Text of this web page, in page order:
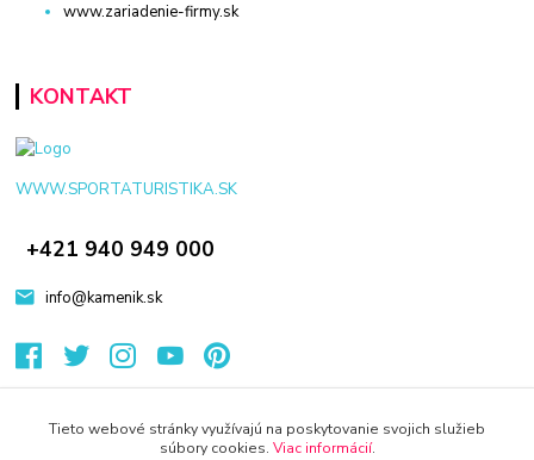
www.zariadenie-firmy.sk
KONTAKT
WWW.SPORTATURISTIKA.SK
+421 940 949 000
info@kamenik.sk
Tieto webové stránky využívajú na poskytovanie svojich služieb
súbory cookies. Viac informácií.